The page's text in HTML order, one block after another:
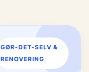
GØR-DET-SELV &
RENOVERING